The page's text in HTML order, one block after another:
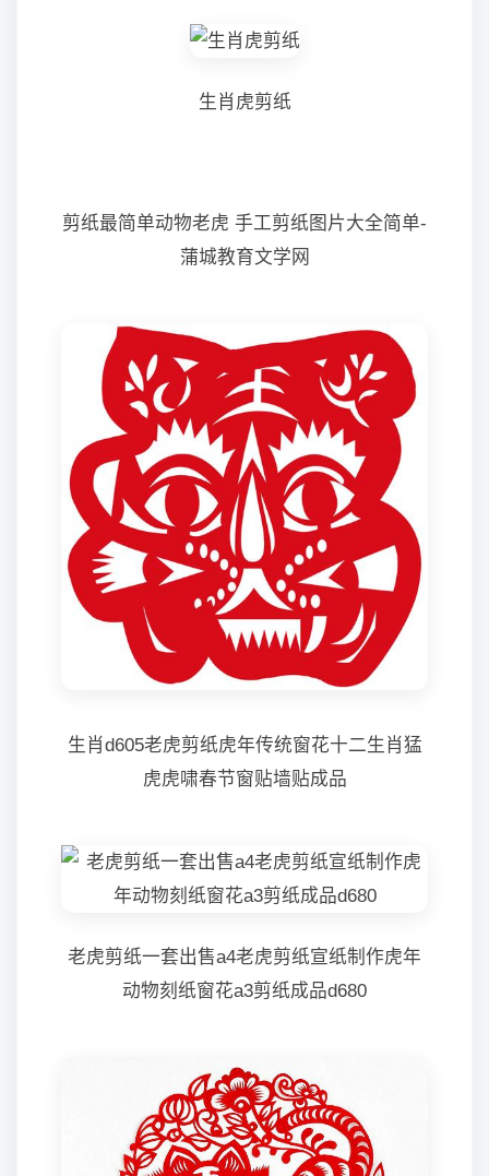
生肖虎剪纸
剪纸最简单动物老虎 手工剪纸图片大全简单-
蒲城教育文学网
生肖d605老虎剪纸虎年传统窗花十二生肖猛
虎虎啸春节窗贴墙贴成品
老虎剪纸一套出售a4老虎剪纸宣纸制作虎年
动物刻纸窗花a3剪纸成品d680